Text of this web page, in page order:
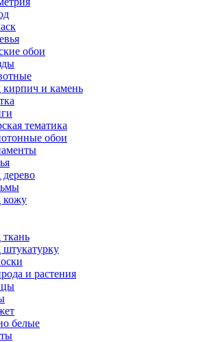
обои
и камень
тематика
обои
кожу
и растения
белые